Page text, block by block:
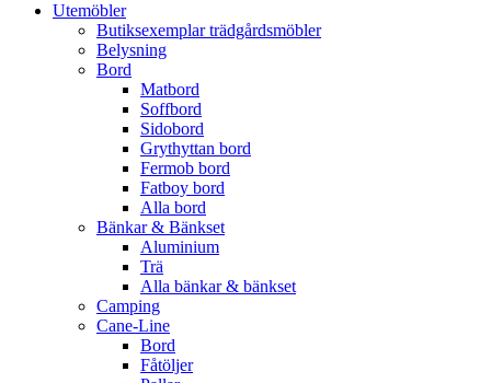
Utemöbler
Butiksexemplar trädgårdsmöbler
Belysning
Bord
Matbord
Soffbord
Sidobord
Grythyttan bord
Fermob bord
Fatboy bord
Alla bord
Bänkar & Bänkset
Aluminium
Trä
Alla bänkar & bänkset
Camping
Cane-Line
Bord
Fåtöljer